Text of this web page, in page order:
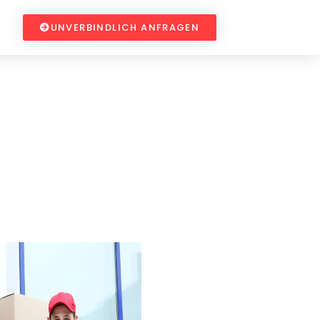
UNVERBINDLICH ANFRAGEN